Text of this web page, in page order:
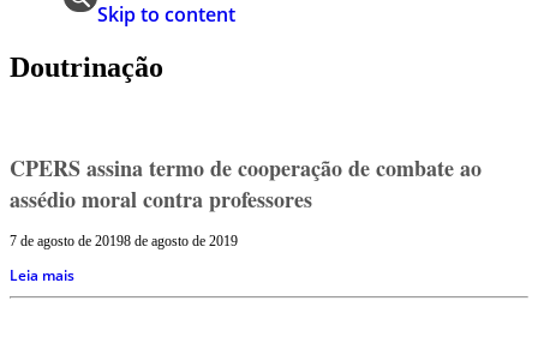
Skip to content
Doutrinação
CPERS assina termo de cooperação de combate ao
assédio moral contra professores
7 de agosto de 20198 de agosto de 2019
Leia mais